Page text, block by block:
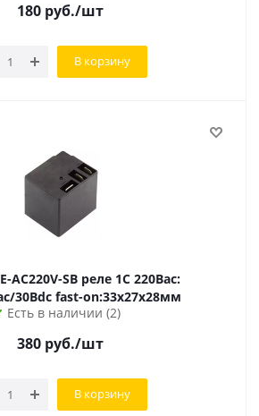
180руб./шт
В корзину
SB реле 1C 220Вac:
40А/240Вac/30Вdc fast-on:33х27х28мм
Есть в наличии (2)
380руб./шт
В корзину